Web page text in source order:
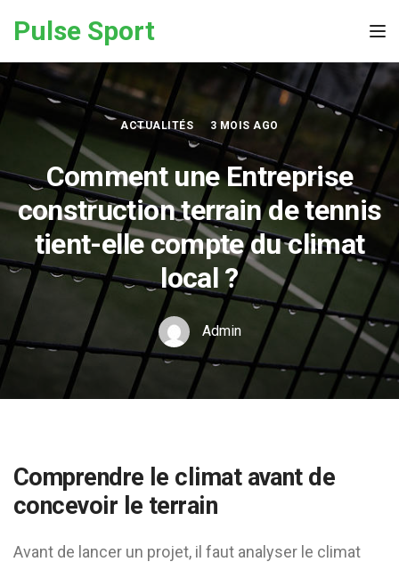
Pulse Sport
ACTUALITÉS 3 MOIS AGO
Comment une Entreprise
construction terrain de tennis
tient-elle compte du climat
local ?
Admin
Comprendre le climat avant de
concevoir le terrain
Avant de lancer un projet, il faut analyser le climat